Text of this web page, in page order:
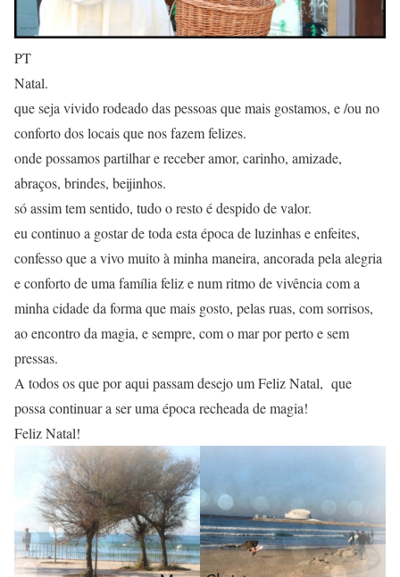
PT
Natal.
que seja vivido rodeado das pessoas que mais gostamos, e /ou no
conforto dos locais que nos fazem felizes.
onde possamos partilhar e receber amor, carinho, amizade,
abraços, brindes, beijinhos.
só assim tem sentido, tudo o resto é despido de valor.
eu continuo a gostar de toda esta época de luzinhas e enfeites,
confesso que a vivo muito à minha maneira, ancorada pela alegria
e conforto de uma família feliz e num ritmo de vivência com a
minha cidade da forma que mais gosto, pelas ruas, com sorrisos,
ao encontro da magia, e sempre, com o mar por perto e sem
pressas.
A todos os que por aqui passam desejo um Feliz Natal, que
possa continuar a ser uma época recheada de magia!
Feliz Natal!